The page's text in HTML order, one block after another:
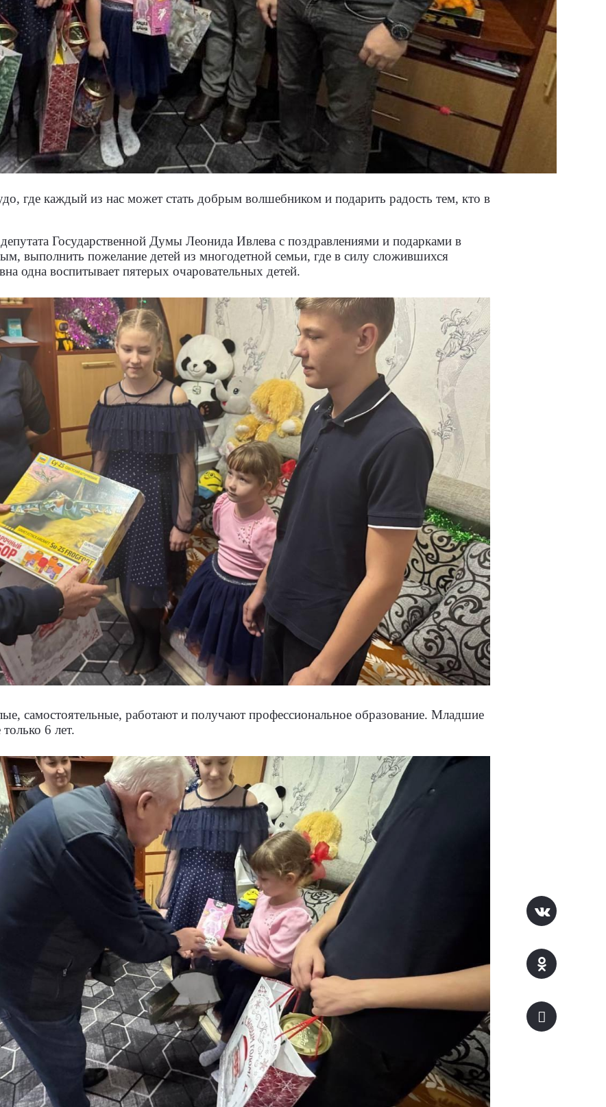
где каждый из нас может стать добрым волшебником и подарить радость тем, кто в
Государственной Думы Леонида Ивлева с поздравлениями и подарками в
выполнить пожелание детей из многодетной семьи, где в силу сложившихся
одна воспитывает пятерых очаровательных детей.
самостоятельные, работают и получают профессиональное образование. Младшие
6 лет.